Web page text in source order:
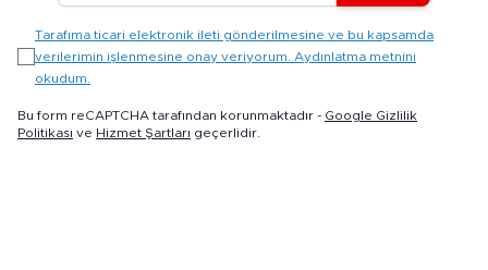
Tarafıma ticari elektronik ileti gönderilmesine ve bu kapsamda
verilerimin işlenmesine onay veriyorum. Aydınlatma metnini
okudum.
Bu form reCAPTCHA tarafından korunmaktadır - Google Gizlilik
Politikası ve Hizmet Şartları geçerlidir.